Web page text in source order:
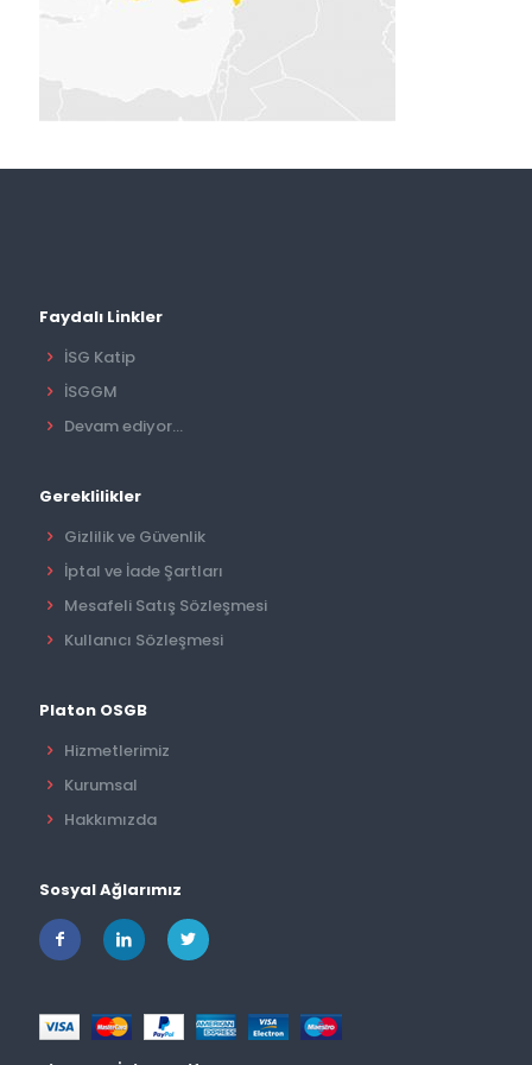
Faydalı Linkler
İSG Katip
İSGGM
Devam ediyor...
Gereklilikler
Gizlilik ve Güvenlik
İptal ve İade Şartları
Mesafeli Satış Sözleşmesi
Kullanıcı Sözleşmesi
Platon OSGB
Hizmetlerimiz
Kurumsal
Hakkımızda
Sosyal Ağlarımız